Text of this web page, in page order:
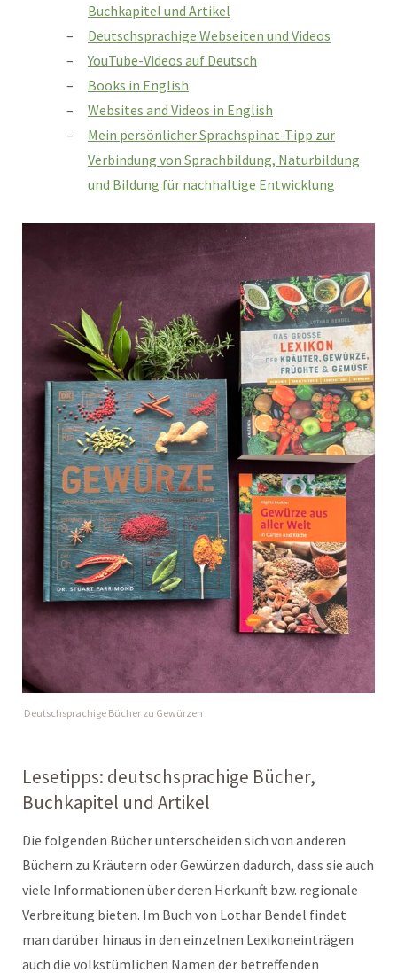
Buchkapitel und Artikel
Deutschsprachige Webseiten und Videos
YouTube-Videos auf Deutsch
Books in English
Websites and Videos in English
Mein persönlicher Sprachspinat-Tipp zur
Verbindung von Sprachbildung, Naturbildung
und Bildung für nachhaltige Entwicklung
Deutschsprachige Bücher zu Gewürzen
Lesetipps: deutschsprachige Bücher,
Buchkapitel und Artikel
Die folgenden Bücher unterscheiden sich von anderen
Büchern zu Kräutern oder Gewürzen dadurch, dass sie auch
viele Informationen über deren Herkunft bzw. regionale
Verbreitung bieten. Im Buch von Lothar Bendel findet
man darüber hinaus in den einzelnen Lexikoneinträgen
auch die volkstümlichen Namen der betreffenden